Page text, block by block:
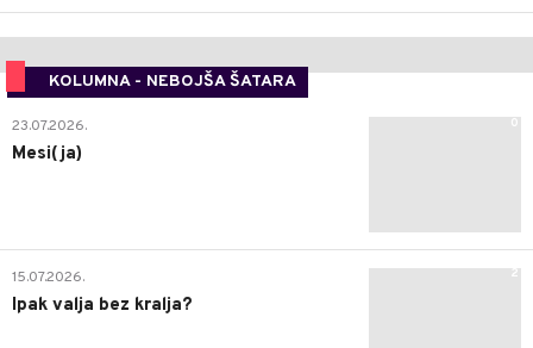
KOLUMNA - NEBOJŠA ŠATARA
0
23.07.2026.
Mesi(ja)
2
15.07.2026.
Ipak valja bez kralja?